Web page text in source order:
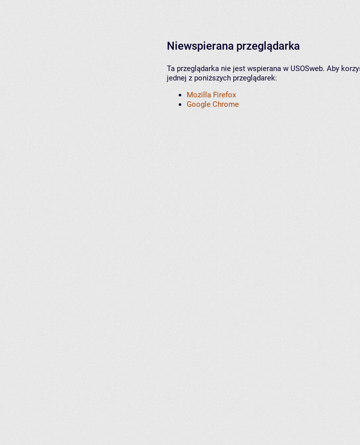
Niewspierana przeglądarka
Ta przeglądarka nie jest wspierana w USOSweb. Aby
jednej z poniższych przeglądarek:
Mozilla Firefox
Google Chrome